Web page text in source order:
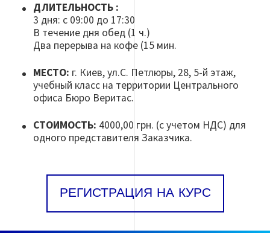
ДЛИТЕЛЬНОСТЬ :
3 дня: с 09:00 до 17:30
В течение дня обед (1 ч.)
Два перерыва на кофе (15 мин.
МЕСТО: г. Киев, ул.С. Петлюры, 28, 5-й этаж,
учебный класс на территории Центрального
офиса Бюро Веритас.
СТОИМОСТЬ: 4000,00 грн. (с учетом НДС) для
одного представителя Заказчика.
РЕГИСТРАЦИЯ НА КУРС